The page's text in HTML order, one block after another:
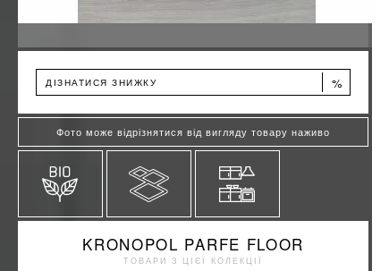
ДІЗНАТИСЯ ЗНИЖКУ %
Фото може відрізнятися від вигляду товару наживо
KRONOPOL PARFE FLOOR
ТОВАРИ З ЦІЄЇ КОЛЕКЦІЇ